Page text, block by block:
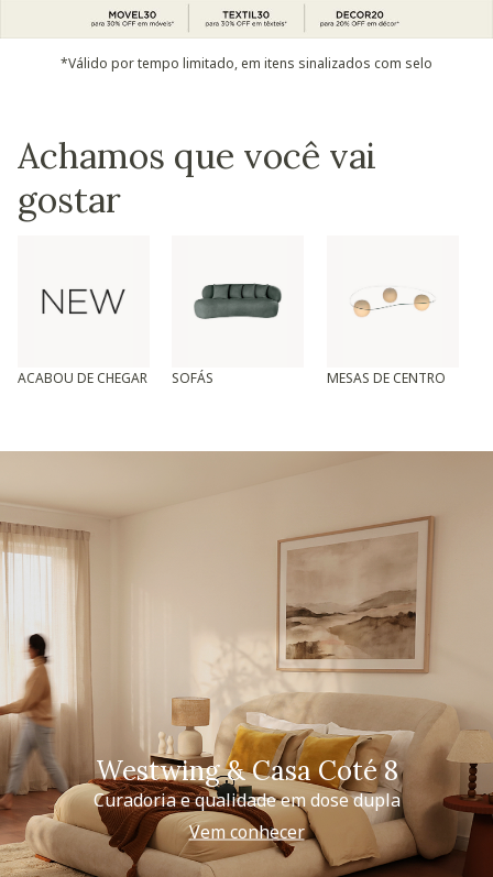
*Válido por tempo limitado, em itens sinalizados com selo
Achamos que você vai
gostar
ACABOU DE CHEGAR SOFÁS MESAS DE CENTRO
Westwing & Casa Coté 8
Curadoria e qualidade em dose dupla
Vem conhecer